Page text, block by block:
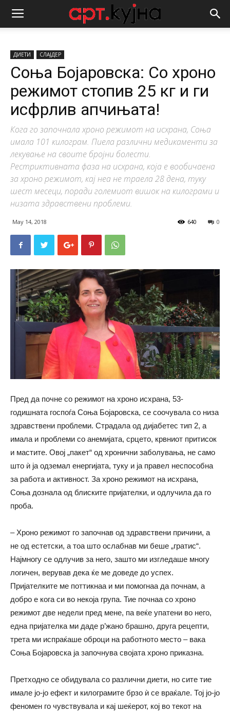
ДИЕТИ СЛАЈДЕР
Соња Бојаровска: Со хроно
режимот стопив 25 кг и ги
исфрлив апчињата!
Кога го започнала хроно режимот на исхрана, Соња
имала 101 килограм. Пиела различни медикаменти за
лекување на своите бројни болести.
Рестриктивната фаза на исхрана, која е вообичаена
за хроно режимот, кај неа не траела 28 дена, туку
шест месеци, поради големиот вишок на килограми и
низата здравствени проблеми.
May 14, 2018 0
640
Пред да почне со режимот на хроно исхрана, 53-
годишната госпоѓа Соња Бојаровска, се соочувала со низа
здравствени проблеми. Страдала од дијабетес тип 2, а
имала и проблеми со анемијата, срцето, крвниот притисок
и мастите. Овој „пакет“ од хронични заболувања, не само
што ѝ ја одземал енергијата, туку и ја правел неспособна
за работа и активност. За хроно режимот на исхрана,
Соња дознала од блиските пријателки, и одлучила да го
проба.
– Хроно режимот го започнав од здравствени причини, а
не од естетски, а тоа што ослабнав ми беше „гратис“.
Најмногу се одлучив за него, зашто ми изгледаше многу
логичен, верував дека ќе ме доведе до успех.
Пријателките ме поттикнаа и ми помогнаа да почнам, а
добро е кога си во некоја група. Тие почнаа со хроно
режимот две недели пред мене, па веќе упатени во него,
една пријателка ми даде р’жано брашно, друга рецепти,
трета ми испраќаше оброци на работното место – вака
Соња Бојаровска ја започнува својата хроно приказна.
Претходно се обидувала со различни диети, но сите тие
имале јо-јо ефект и килограмите брзо ѝ се враќале. Тој јо-јо
феномен го чувствувала и кај шеќерот, кој во текот на